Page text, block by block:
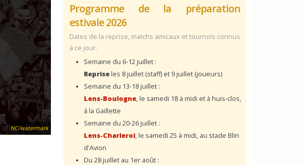
NC/watermark
Programme de la préparation
estivale 2026
Dates de la reprise, matchs amicaux et tournois connus
à ce jour.
Semaine du 6-12 juillet :
Repriseles 8 juillet (staff) et 9 juillet (joueurs)
Semaine du 13-18 juillet :
Lens-Boulogne, le samedi 18 à midi et à huis-clos,
à la Gaillette
Semaine du 20-26 juillet :
Lens-Charleroi, le samedi 25 à midi, au stade Blin
d'Avion
Du 28 juillet au 1er août :